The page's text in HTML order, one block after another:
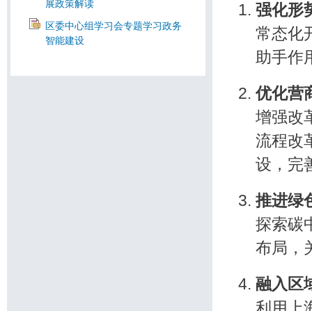
展政策解读
区委中心组学习会专题学习政务
智能建设
强化形
常态化
助手作
优化营
增强改
流程改
设，完
推进绿
探索碳
布局，
融入区
利用上